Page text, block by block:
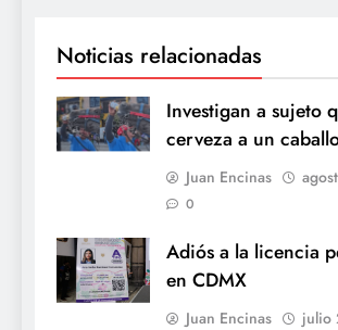
Noticias relacionadas
Investigan a sujeto
cerveza a un
Juan Encinas
0
Adiós a la licencia
en CDMX
Juan Encinas julio